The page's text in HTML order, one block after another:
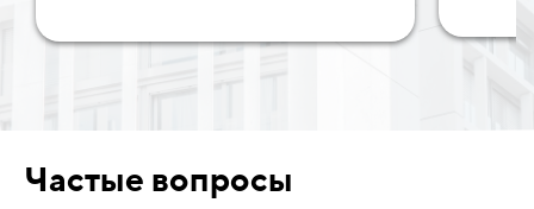
Частые вопросы